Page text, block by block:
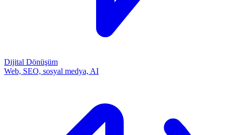
Dijital Dönüşüm
Web, SEO, sosyal medya, AI